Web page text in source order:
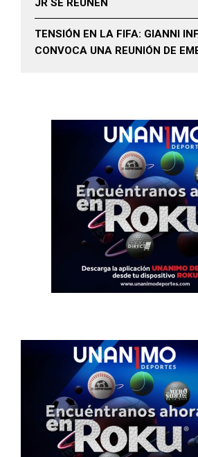
JR SE REÚNEN
TENSIÓN EN LA FIFA: GIANNI
CONVOCA UNA REUNIÓN DE